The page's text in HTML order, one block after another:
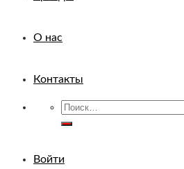
О нас
Контакты
Искать:
Войти